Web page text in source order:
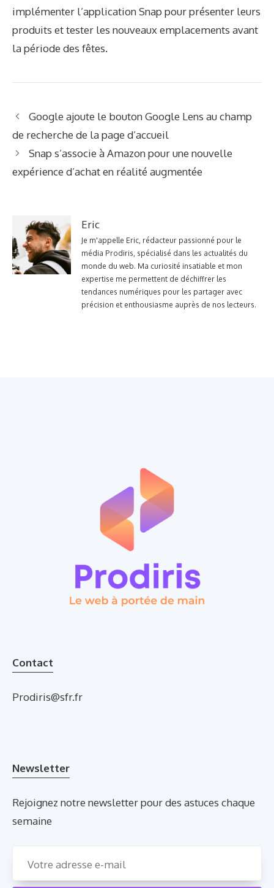
implémenter l’application Snap pour présenter leurs
produits et tester les nouveaux emplacements avant
la période des fêtes.
Google ajoute le bouton Google Lens au champ
de recherche de la page d’accueil
Snap s’associe à Amazon pour une nouvelle
expérience d’achat en réalité augmentée
Eric
Je m'appelle Eric, rédacteur passionné pour le
média Prodiris, spécialisé dans les actualités du
monde du web. Ma curiosité insatiable et mon
expertise me permettent de déchiffrer les
tendances numériques pour les partager avec
précision et enthousiasme auprès de nos lecteurs.
Contact
Prodiris@sfr.fr
Newsletter
Rejoignez notre newsletter pour des astuces chaque
semaine